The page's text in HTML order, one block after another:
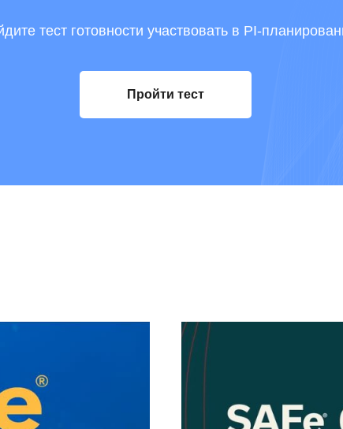
тест готовности участвовать в PI-
Пройти тест